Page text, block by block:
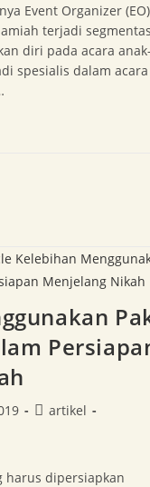
Event Organizer
terjadi
diri pada acara anak-
spesialis dalam acara
artikel
harus dipersiapkan